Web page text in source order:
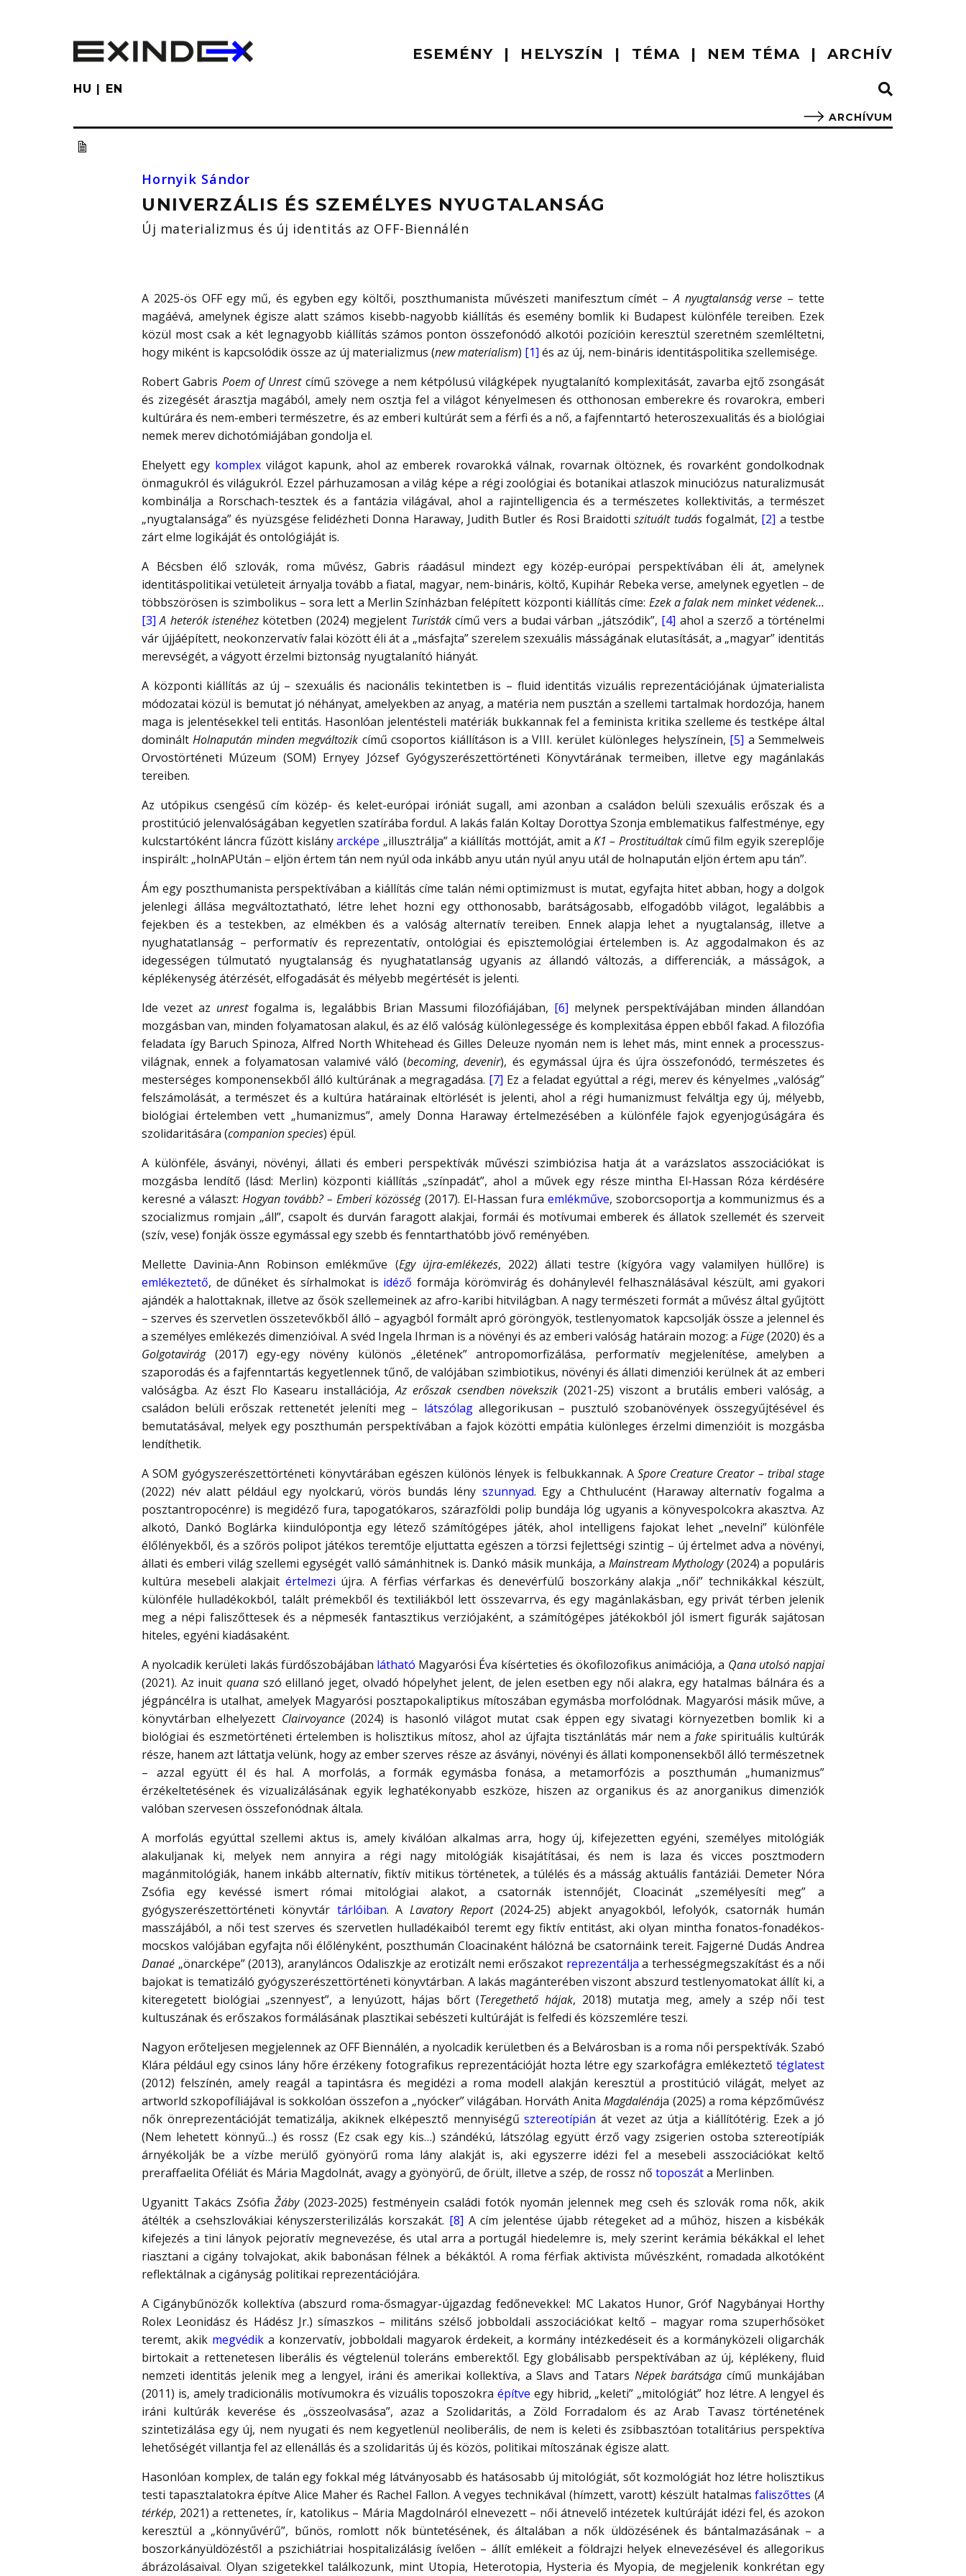
ESEMÉNY HELYSZÍN TÉMA NEM TÉMA ARCHÍV
HU EN
ARCHÍVUM
Hornyik Sándor
UNIVERZÁLIS ÉS SZEMÉLYES NYUGTALANSÁG
Új materializmus és új identitás az OFF-Biennálén
A 2025-ös OFF egy mű, és egyben egy költői, poszthumanista művészeti manifesztum címét –A nyugtalanság verse – tette
magáévá, amelynek égisze alatt számos kisebb-nagyobb kiállítás és esemény bomlik ki Budapest különféle tereiben. Ezek
közül most csak a két legnagyobb kiállítás számos ponton összefonódó alkotói pozícióin keresztül szeretném szemléltetni,
hogy miként is kapcsolódik össze az új materializmus (new materialism) [1] és az új, nem-bináris identitáspolitika szellemisége.
Robert Gabris Poem of Unrestcímű szövege a nem kétpólusú világképek nyugtalanító komplexitását, zavarba ejtő zsongását
és zizegését árasztja magából, amely nem osztja fel a világot kényelmesen és otthonosan emberekre és rovarokra, emberi
kultúrára és nem-emberi természetre, és az emberi kultúrát sem a férfi és a nő, a fajfenntartó heteroszexualitás és a biológiai
nemek merev dichotómiájában gondolja el.
Ehelyett egy komplex világot kapunk, ahol az emberek rovarokká válnak, rovarnak öltöznek, és rovarként gondolkodnak
önmagukról és világukról. Ezzel párhuzamosan a világ képe a régi zoológiai és botanikai atlaszok minuciózus naturalizmusát
kombinálja a Rorschach-tesztek és a fantázia világával, ahol a rajintelligencia és a természetes kollektivitás, a természet
„nyugtalansága” és nyüzsgése felidézheti Donna Haraway, Judith Butler és Rosi Braidottiszituált tudásfogalmát, [2] a testbe
zárt elme logikáját és ontológiáját is.
A Bécsben élő szlovák, roma művész, Gabris ráadásul mindezt egy közép-európai perspektívában éli át, amelynek
identitáspolitikai vetületeit árnyalja tovább a fiatal, magyar, nem-bináris, költő, Kupihár Rebeka verse, amelynek egyetlen – de
többszörösen is szimbolikus – sora lett a Merlin Színházban felépített központi kiállítás címe: Ezek a falak nem minket védenek…
[3] A heterók istenéhez kötetben (2024) megjelent Turistákcímű vers a budai várban „játszódik”, [4] ahol a szerző a történelmi
vár újjáépített, neokonzervatív falai között éli át a „másfajta” szerelem szexuális másságának elutasítását, a „magyar” identitás
merevségét, a vágyott érzelmi biztonság nyugtalanító hiányát.
A központi kiállítás az új – szexuális és nacionális tekintetben is – fluid identitás vizuális reprezentációjának újmaterialista
módozatai közül is bemutat jó néhányat, amelyekben az anyag, a matéria nem pusztán a szellemi tartalmak hordozója, hanem
maga is jelentésekkel teli entitás. Hasonlóan jelentésteli matériák bukkannak fel a feminista kritika szelleme és testképe által
domináltHolnapután minden megváltozik című csoportos kiállításon is a VIII. kerület különleges helyszínein, [5] a Semmelweis
Orvostörténeti Múzeum (SOM) Ernyey József Gyógyszerészettörténeti Könyvtárának termeiben, illetve egy magánlakás
tereiben.
Az utópikus csengésű cím közép- és kelet-európai iróniát sugall, ami azonban a családon belüli szexuális erőszak és a
prostitúció jelenvalóságában kegyetlen szatírába fordul. A lakás falán Koltay Dorottya Szonja emblematikus falfestménye, egy
kulcstartóként láncra fűzött kislányarcképe „illusztrálja” a kiállítás mottóját, amit a K1 – Prostituáltakcímű film egyik szereplője
inspirált: „holnAPUtán – eljön értem tán nem nyúl oda inkább anyu után nyúl anyu utál de holnapután eljön értem apu tán”.
Ám egy poszthumanista perspektívában a kiállítás címe talán némi optimizmust is mutat, egyfajta hitet abban, hogy a dolgok
jelenlegi állása megváltoztatható, létre lehet hozni egy otthonosabb, barátságosabb, elfogadóbb világot, legalábbis a
fejekben és a testekben, az elmékben és a valóság alternatív tereiben. Ennek alapja lehet a nyugtalanság, illetve a
nyughatatlanság – performatív és reprezentatív, ontológiai és episztemológiai értelemben is. Az aggodalmakon és az
idegességen túlmutató nyugtalanság és nyughatatlanság ugyanis az állandó változás, a differenciák, a másságok, a
képlékenység átérzését, elfogadását és mélyebb megértését is jelenti.
Ide vezet az unrestfogalma is, legalábbis Brian Massumi filozófiájában, [6] melynek perspektívájában minden állandóan
mozgásban van, minden folyamatosan alakul, és az élő valóság különlegessége és komplexitása éppen ebből fakad. A filozófia
feladata így Baruch Spinoza, Alfred North Whitehead és Gilles Deleuze nyomán nem is lehet más, mint ennek a processzus-
világnak, ennek a folyamatosan valamivé váló (becoming,devenir), és egymással újra és újra összefonódó, természetes és
mesterséges komponensekből álló kultúrának a megragadása. [7] Ez a feladat egyúttal a régi, merev és kényelmes „valóság”
felszámolását, a természet és a kultúra határainak eltörlését is jelenti, ahol a régi humanizmust felváltja egy új, mélyebb,
biológiai értelemben vett „humanizmus”, amely Donna Haraway értelmezésében a különféle fajok egyenjogúságára és
szolidaritására (companion species) épül.
A különféle, ásványi, növényi, állati és emberi perspektívák művészi szimbiózisa hatja át a varázslatos asszociációkat is
mozgásba lendítő (lásd: Merlin) központi kiállítás „színpadát”, ahol a művek egy része mintha El-Hassan Róza kérdésére
keresné a választ:Hogyan tovább? – Emberi közösség(2017). El-Hassan fura emlékműve, szoborcsoportja a kommunizmus és a
szocializmus romjain „áll”, csapolt és durván faragott alakjai, formái és motívumai emberek és állatok szellemét és szerveit
(szív, vese) fonják össze egymással egy szebb és fenntarthatóbb jövő reményében.
Mellette Davinia-Ann Robinson emlékműve (Egy újra-emlékezés, 2022) állati testre (kígyóra vagy valamilyen hüllőre) is
emlékeztető, de dűnéket és sírhalmokat is idéző formája körömvirág és dohánylevél felhasználásával készült, ami gyakori
ajándék a halottaknak, illetve az ősök szellemeinek az afro-karibi hitvilágban. A nagy természeti formát a művész által gyűjtött
– szerves és szervetlen összetevőkből álló – agyagból formált apró göröngyök, testlenyomatok kapcsolják össze a jelennel és
a személyes emlékezés dimenzióival. A svéd Ingela Ihrman is a növényi és az emberi valóság határain mozog: a Füge(2020) és a
Golgotavirág(2017) egy-egy növény különös „életének” antropomorfizálása, performatív megjelenítése, amelyben a
szaporodás és a fajfenntartás kegyetlennek tűnő, de valójában szimbiotikus, növényi és állati dimenziói kerülnek át az emberi
valóságba. Az észt Flo Kasearu installációja,Az erőszak csendben növekszik (2021-25) viszont a brutális emberi valóság, a
családon belüli erőszak rettenetét jeleníti meg – látszólagallegorikusan – pusztuló szobanövények összegyűjtésével és
bemutatásával, melyek egy poszthumán perspektívában a fajok közötti empátia különleges érzelmi dimenzióit is mozgásba
lendíthetik.
A SOM gyógyszerészettörténeti könyvtárában egészen különös lények is felbukkannak. A Spore Creature Creator – tribal stage
(2022) név alatt például egy nyolckarú, vörös bundás lény szunnyad. Egy a Chthulucént (Haraway alternatív fogalma a
posztantropocénre) is megidéző fura, tapogatókaros, szárazföldi polip bundája lóg ugyanis a könyvespolcokra akasztva. Az
alkotó, Dankó Boglárka kiindulópontja egy létező számítógépes játék, ahol intelligens fajokat lehet „nevelni” különféle
élőlényekből, és a szőrös polipot játékos teremtője eljuttatta egészen a törzsi fejlettségi szintig – új értelmet adva a növényi,
állati és emberi világ szellemi egységét valló sámánhitnek is. Dankó másik munkája, a Mainstream Mythology(2024) a populáris
kultúra mesebeli alakjait értelmezi újra. A férfias vérfarkas és denevérfülű boszorkány alakja „női” technikákkal készült,
különféle hulladékokból, talált prémekből és textiliákból lett összevarrva, és egy magánlakásban, egy privát térben jelenik
meg a népi faliszőttesek és a népmesék fantasztikus verziójaként, a számítógépes játékokból jól ismert figurák sajátosan
hiteles, egyéni kiadásaként.
A nyolcadik kerületi lakás fürdőszobájában látható Magyarósi Éva kísérteties és ökofilozofikus animációja, a Qana utolsó napjai
(2021). Az inuit quanaszó elillanó jeget, olvadó hópelyhet jelent, de jelen esetben egy női alakra, egy hatalmas bálnára és a
jégpáncélra is utalhat, amelyek Magyarósi posztapokaliptikus mítoszában egymásba morfolódnak. Magyarósi másik műve, a
könyvtárban elhelyezett Clairvoyance(2024) is hasonló világot mutat csak éppen egy sivatagi környezetben bomlik ki a
biológiai és eszmetörténeti értelemben is holisztikus mítosz, ahol az újfajta tisztánlátás már nem afake spirituális kultúrák
része, hanem azt láttatja velünk, hogy az ember szerves része az ásványi, növényi és állati komponensekből álló természetnek
– azzal együtt él és hal. A morfolás, a formák egymásba fonása, a metamorfózis a poszthumán „humanizmus”
érzékeltetésének és vizualizálásának egyik leghatékonyabb eszköze, hiszen az organikus és az anorganikus dimenziók
valóban szervesen összefonódnak általa.
A morfolás egyúttal szellemi aktus is, amely kiválóan alkalmas arra, hogy új, kifejezetten egyéni, személyes mitológiák
alakuljanak ki, melyek nem annyira a régi nagy mitológiák kisajátításai, és nem is laza és vicces posztmodern
magánmitológiák, hanem inkább alternatív, fiktív mitikus történetek, a túlélés és a másság aktuális fantáziái. Demeter Nóra
Zsófia egy kevéssé ismert római mitológiai alakot, a csatornák istennőjét, Cloacinát „személyesíti meg” a
gyógyszerészettörténeti könyvtár tárlóiban. ALavatory Report(2024-25) abjekt anyagokból, lefolyók, csatornák humán
masszájából, a női test szerves és szervetlen hulladékaiból teremt egy fiktív entitást, aki olyan mintha fonatos-fonadékos-
mocskos valójában egyfajta női élőlényként, poszthumán Cloacinaként hálózná be csatornáink tereit. Fajgerné Dudás Andrea
Danaé „önarcképe” (2013), aranyláncos Odaliszkje az erotizált nemi erőszakot reprezentálja a terhességmegszakítást és a női
bajokat is tematizáló gyógyszerészettörténeti könyvtárban. A lakás magánterében viszont abszurd testlenyomatokat állít ki, a
kiteregetett biológiai „szennyest”, a lenyúzott, hájas bőrt (Teregethető hájak, 2018) mutatja meg, amely a szép női test
kultuszának és erőszakos formálásának plasztikai sebészeti kultúráját is felfedi és közszemlére teszi.
Nagyon erőteljesen megjelennek az OFF Biennálén, a nyolcadik kerületben és a Belvárosban is a roma női perspektívák. Szabó
Klára például egy csinos lány hőre érzékeny fotografikus reprezentációját hozta létre egy szarkofágra emlékeztető téglatest
(2012) felszínén, amely reagál a tapintásra és megidézi a roma modell alakján keresztül a prostitúció világát, melyet az
artworld szkopofíliájával is sokkolóan összefon a „nyócker” világában. Horváth AnitaMagdalénája (2025) a roma képzőművész
nők önreprezentációját tematizálja, akiknek elképesztő mennyiségűsztereotípián át vezet az útja a kiállítótérig. Ezek a jó
(Nem lehetett könnyű…) és rossz (Ez csak egy kis…) szándékú, látszólag együtt érző vagy zsigerien ostoba sztereotípiák
árnyékolják be a vízbe merülő gyönyörű roma lány alakját is, aki egyszerre idézi fel a mesebeli asszociációkat keltő
preraffaelita Oféliát és Mária Magdolnát, avagy a gyönyörű, de őrült, illetve a szép, de rossz nő toposzáta Merlinben.
Ugyanitt Takács Zsófia Žáby(2023-2025) festményein családi fotók nyomán jelennek meg cseh és szlovák roma nők, akik
átélték a csehszlovákiai kényszersterilizálás korszakát. [8] A cím jelentése újabb rétegeket ad a műhöz, hiszen a kisbékák
kifejezés a tini lányok pejoratív megnevezése, és utal arra a portugál hiedelemre is, mely szerint kerámia békákkal el lehet
riasztani a cigány tolvajokat, akik babonásan félnek a békáktól. A roma férfiak aktivista művészként, romadada alkotóként
reflektálnak a cigányság politikai reprezentációjára.
A Cigánybűnözők kollektíva (abszurd roma-ősmagyar-újgazdag fedőnevekkel: MC Lakatos Hunor, Gróf Nagybányai Horthy
Rolex Leonidász és Hádész Jr.) símaszkos – militáns szélső jobboldali asszociációkat keltő – magyar roma szuperhősöket
teremt, akik megvédika konzervatív, jobboldali magyarok érdekeit, a kormány intézkedéseit és a kormányközeli oligarchák
birtokait a rettenetesen liberális és végtelenül toleráns emberektől. Egy globálisabb perspektívában az új, képlékeny, fluid
nemzeti identitás jelenik meg a lengyel, iráni és amerikai kollektíva, a Slavs and Tatars Népek barátsága című munkájában
(2011) is, amely tradicionális motívumokra és vizuális toposzokraépítve egy hibrid, „keleti” „mitológiát” hoz létre. A lengyel és
iráni kultúrák keverése és „összeolvasása”, azaz a Szolidaritás, a Zöld Forradalom és az Arab Tavasz történetének
szintetizálása egy új, nem nyugati és nem kegyetlenül neoliberális, de nem is keleti és zsibbasztóan totalitárius perspektíva
lehetőségét villantja fel az ellenállás és a szolidaritás új és közös, politikai mítoszának égisze alatt.
Hasonlóan komplex, de talán egy fokkal még látványosabb és hatásosabb új mitológiát, sőt kozmológiát hoz létre holisztikus
testi tapasztalatokra építve Alice Maher és Rachel Fallon. A vegyes technikával (hímzett, varott) készült hatalmasfaliszőttes (A
térkép, 2021) a rettenetes, ír, katolikus – Mária Magdolnáról elnevezett – női átnevelő intézetek kultúráját idézi fel, és azokon
keresztül a „könnyűvérű”, bűnös, romlott nők büntetésének, és általában a nők üldözésének és bántalmazásának – a
boszorkányüldözéstől a pszichiátriai hospitalizálásig ívelően – állít emlékeit a földrajzi helyek elnevezésével és allegorikus
ábrázolásaival. Olyan szigetekkel találkozunk, mint Utopia, Heterotopia, Hysteria és Myopia, de megjelenik konkrétan egy